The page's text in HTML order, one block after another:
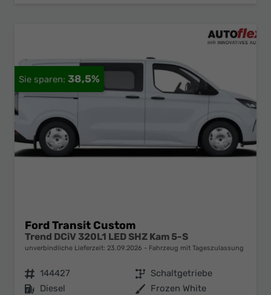
38,5%
Ford Transit Custom
Trend DCiV 320L1 LED SHZ Kam 5-S
unverbindliche Lieferzeit: 23.09.2026 Fahrzeug mit Tageszulassung
Fahrzeugnr. 144427 Getriebe Schaltgetriebe
Kraftstoff Diesel Außenfarbe Frozen White